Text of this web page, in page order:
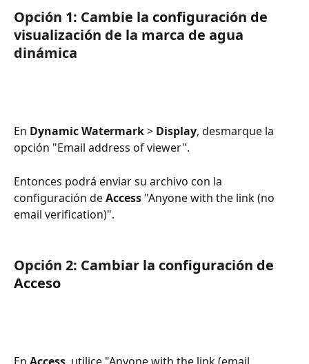
Opción 1: Cambie la configuración de
visualización de la marca de agua
dinámica
En Dynamic Watermark > Display, desmarque la
opción "Email address of viewer".
Entonces podrá enviar su archivo con la
configuración de Access "Anyone with the link (no
email verification)".
Opción 2: Cambiar la configuración de
Acceso
En Access, utilice "Anyone with the link (email